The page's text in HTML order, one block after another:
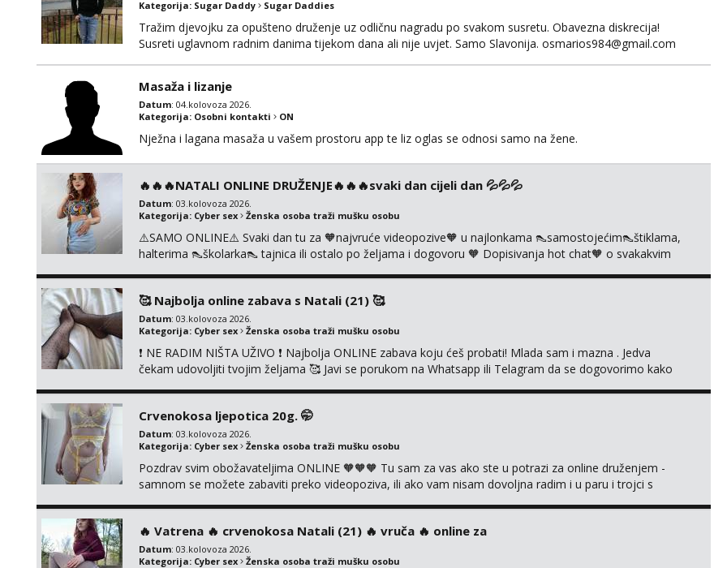
Kategorija: Sugar Daddy Sugar Daddies
Tražim djevojku za opušteno druženje uz odličnu nagradu po svakom susretu. Obavezna diskrecija!
Susreti uglavnom radnim danima tijekom dana ali nije uvjet. Samo Slavonija. osmarios984@gmail.com
Masaža i lizanje
Datum: 04.kolovoza 2026.
Kategorija: Osobni kontakti ON
Nježna i lagana masaža u vašem prostoru app te liz oglas se odnosi samo na žene.
🔥🔥🔥NATALI ONLINE DRUŽENJE🔥🔥🔥svaki dan cijeli dan 💦💦💦
Datum: 03.kolovoza 2026.
Kategorija: Cyber sex Ženska osoba traži mušku osobu
⚠️SAMO ONLINE⚠️ Svaki dan tu za 🧡najvruće videopozive🧡 u najlonkama 👠samostojećim👠štiklama,
halterima 👠školarka👠 tajnica ili ostalo po željama i dogovoru 🧡 Dopisivanja hot chat🧡 o svakakvim
🥰 Najbolja online zabava s Natali (21) 🥰
Datum: 03.kolovoza 2026.
Kategorija: Cyber sex Ženska osoba traži mušku osobu
❗ NE RADIM NIŠTA UŽIVO ❗ Najbolja ONLINE zabava koju ćeš probati! Mlada sam i mazna . Jedva
čekam udovoljiti tvojim željama 🥰 Javi se porukom na Whatsapp ili Telagram da se dogovorimo kako
Čekam...
Crvenokosa ljepotica 20g. 🤭
Datum: 03.kolovoza 2026.
Kategorija: Cyber sex Ženska osoba traži mušku osobu
Pozdrav svim obožavateljima ONLINE 🧡🧡🧡 Tu sam za vas ako ste u potrazi za online druženjem -
samnom se možete zabaviti preko videopoziva, ili ako vam nisam dovoljna radim i u paru i trojci s
‎️‍🔥 Vatrena ‎️‍🔥 crvenokosa Natali (21) ‎️‍🔥 vruča‎ ️‍🔥 online za
Datum: 03.kolovoza 2026.
Kategorija: Cyber sex Ženska osoba traži mušku osobu